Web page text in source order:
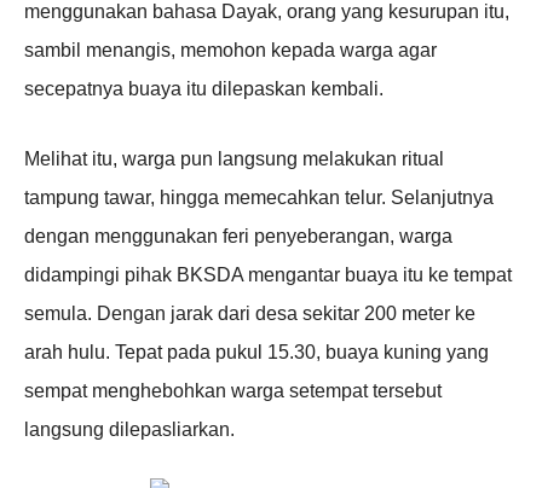
menggunakan bahasa Dayak, orang yang kesurupan itu,
sambil menangis, memohon kepada warga agar
secepatnya buaya itu dilepaskan kembali.
Melihat itu, warga pun langsung melakukan ritual
tampung tawar, hingga memecahkan telur. Selanjutnya
dengan menggunakan feri penyeberangan, warga
didampingi pihak BKSDA mengantar buaya itu ke tempat
semula. Dengan jarak dari desa sekitar 200 meter ke
arah hulu. Tepat pada pukul 15.30, buaya kuning yang
sempat menghebohkan warga setempattersebut
langsung dilepasliarkan.